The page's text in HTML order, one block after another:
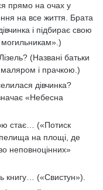
прямо на очах у
на все життя. Брата
і підбирає свою
(Названі батьки
і прачкою.)
дівчинка?
«Небесна
стає… («Потиск
на площі, де
неповноцінних»
книгу… («Свистун»).